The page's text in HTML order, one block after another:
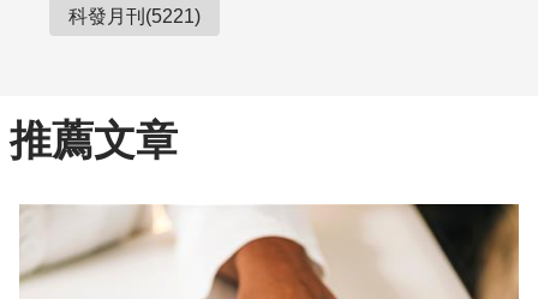
科發月刊(5221)
推薦文章